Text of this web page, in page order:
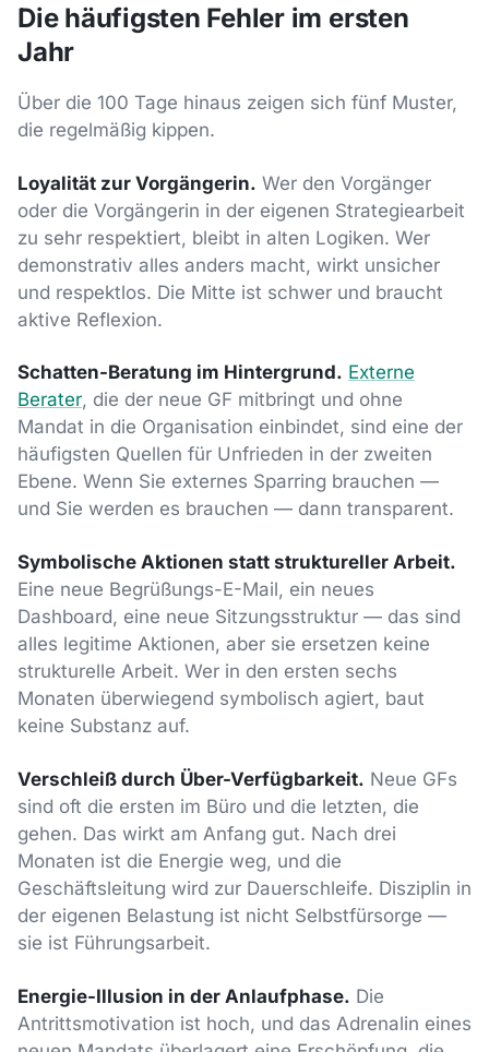
Die häufigsten Fehler im ersten
Jahr
Über die 100 Tage hinaus zeigen sich fünf Muster,
die regelmäßig kippen.
Loyalität zur Vorgängerin. Wer den Vorgänger
oder die Vorgängerin in der eigenen Strategiearbeit
zu sehr respektiert, bleibt in alten Logiken. Wer
demonstrativ alles anders macht, wirkt unsicher
und respektlos. Die Mitte ist schwer und braucht
aktive Reflexion.
Schatten-Beratung im Hintergrund. Externe
Berater, die der neue GF mitbringt und ohne
Mandat in die Organisation einbindet, sind eine der
häufigsten Quellen für Unfrieden in der zweiten
Ebene. Wenn Sie externes Sparring brauchen —
und Sie werden es brauchen — dann transparent.
Symbolische Aktionen statt struktureller Arbeit.
Eine neue Begrüßungs-E-Mail, ein neues
Dashboard, eine neue Sitzungsstruktur — das sind
alles legitime Aktionen, aber sie ersetzen keine
strukturelle Arbeit. Wer in den ersten sechs
Monaten überwiegend symbolisch agiert, baut
keine Substanz auf.
Verschleiß durch Über-Verfügbarkeit. Neue GFs
sind oft die ersten im Büro und die letzten, die
gehen. Das wirkt am Anfang gut. Nach drei
Monaten ist die Energie weg, und die
Geschäftsleitung wird zur Dauerschleife. Disziplin in
der eigenen Belastung ist nicht Selbstfürsorge —
sie ist Führungsarbeit.
Energie-Illusion in der Anlaufphase. Die
Antrittsmotivation ist hoch, und das Adrenalin eines